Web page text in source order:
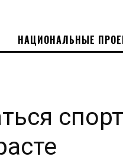
НАЦИОНАЛЬНЫЕ